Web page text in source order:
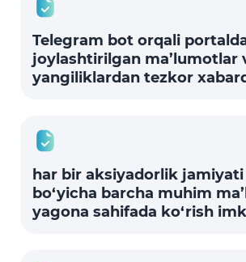
Telegram bot orqali
joylashtirilgan ma’lumotlar
yangiliklardan tezkor
har bir aksiyadorlik jamiyati
bo‘yicha barcha muhim
yagona sahifada ko‘rish